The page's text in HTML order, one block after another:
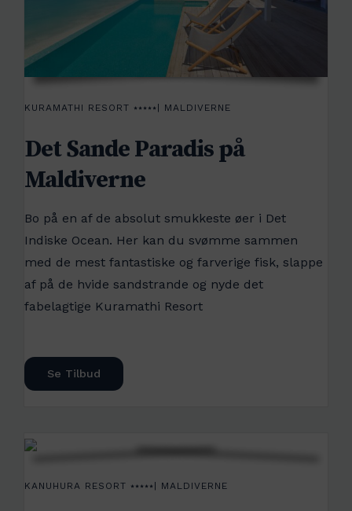
KURAMATHI RESORT ⭑⭑⭑⭑⭑| MALDIVERNE
Det Sande Paradis på
Maldiverne
Bo på en af de absolut smukkeste øer i Det
Indiske Ocean. Her kan du svømme sammen
med de mest fantastiske og farverige fisk, slappe
af på de hvide sandstrande og nyde det
fabelagtige Kuramathi Resort
Se Tilbud
KANUHURA RESORT ⭑⭑⭑⭑⭑| MALDIVERNE